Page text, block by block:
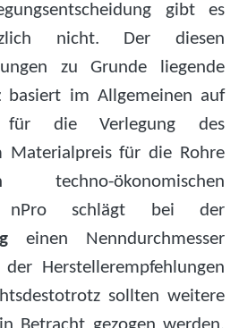
gibt es
nicht. Der diesen
zu Grunde liegende
basiert im Allgemeinen auf
für die Verlegung des
Materialpreis für die Rohre
ökonomischen
nPro schlägt bei der
einen Nenndurchmesser
Herstellerempfehlungen
sollten weitere